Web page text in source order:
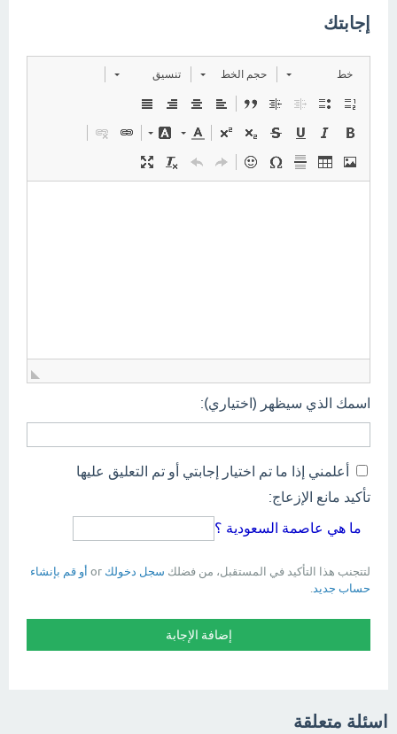
إجابتك
خط حجم الخط تنسيق
اسمك الذي سيظهر (اختياري):
أعلمني إذا ما تم اختيار إجابتي أو تم التعليق عليها
تأكيد مانع الإزعاج:
ما هي عاصمة السعودية ؟
لتتجنب هذا التأكيد في المستقبل، من فضلك سجل دخولك
أو قم بإنشاء
حساب جديد
اسئلة متعلقة